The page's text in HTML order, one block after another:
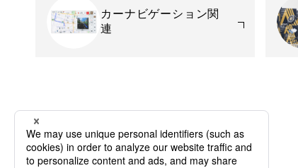
カーナビゲーション関
連